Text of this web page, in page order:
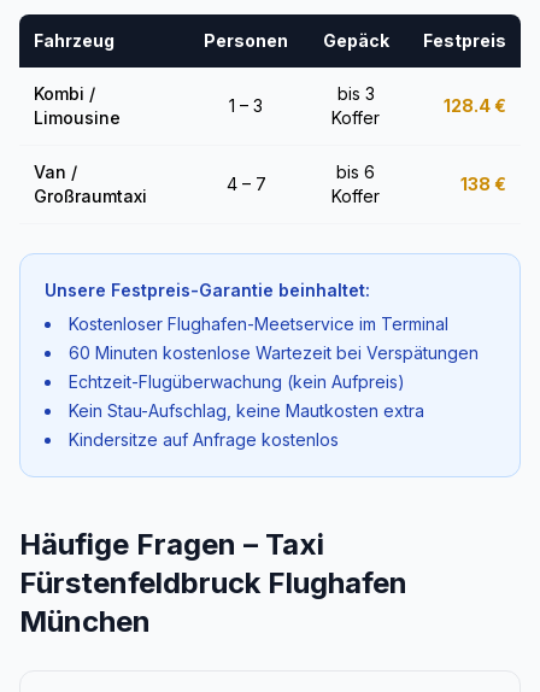
Fahrzeug Personen Gepäck Festpreis
Kombi /
Limousine
1 – 3
bis 3
Koffer
128.4€
Van /
Großraumtaxi
4 – 7
bis 6
Koffer
138 €
Unsere Festpreis-Garantie beinhaltet:
Kostenloser Flughafen-Meetservice im Terminal
60 Minuten kostenlose Wartezeit bei Verspätungen
Echtzeit-Flugüberwachung (kein Aufpreis)
Kein Stau-Aufschlag, keine Mautkosten extra
Kindersitze auf Anfrage kostenlos
Häufige Fragen – Taxi
Fürstenfeldbruck Flughafen
München